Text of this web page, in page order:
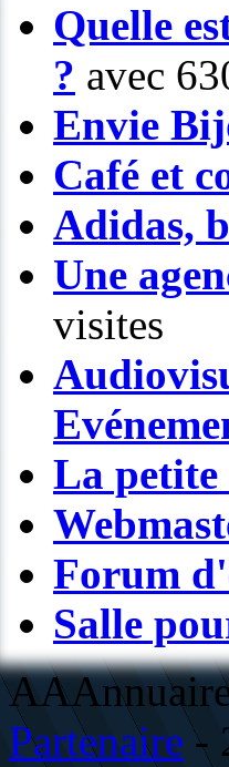
Quelle
? avec
Envie
Café et
Adidas,
Une
visites
La petite
Forum
Salle
Partenaire-